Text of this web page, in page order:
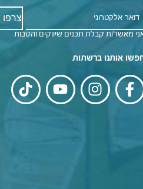
מאשר/ת קבלת תכנים שיווקים והטבות
אותנו ברשתות